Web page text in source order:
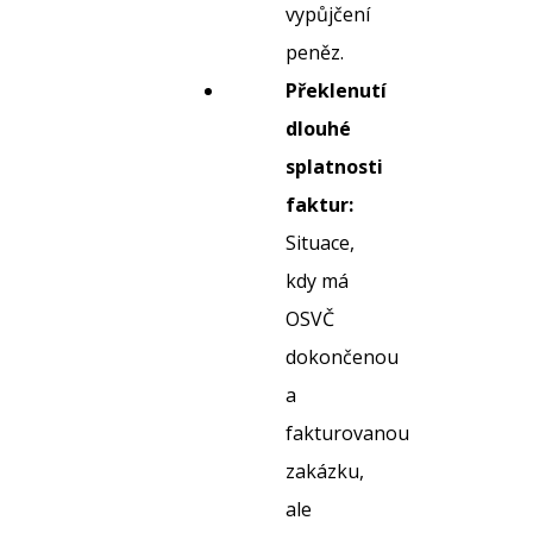
vypůjčení
peněz.
Překlenutí
dlouhé
splatnosti
faktur:
Situace,
kdy má
OSVČ
dokončenou
a
fakturovanou
zakázku,
ale